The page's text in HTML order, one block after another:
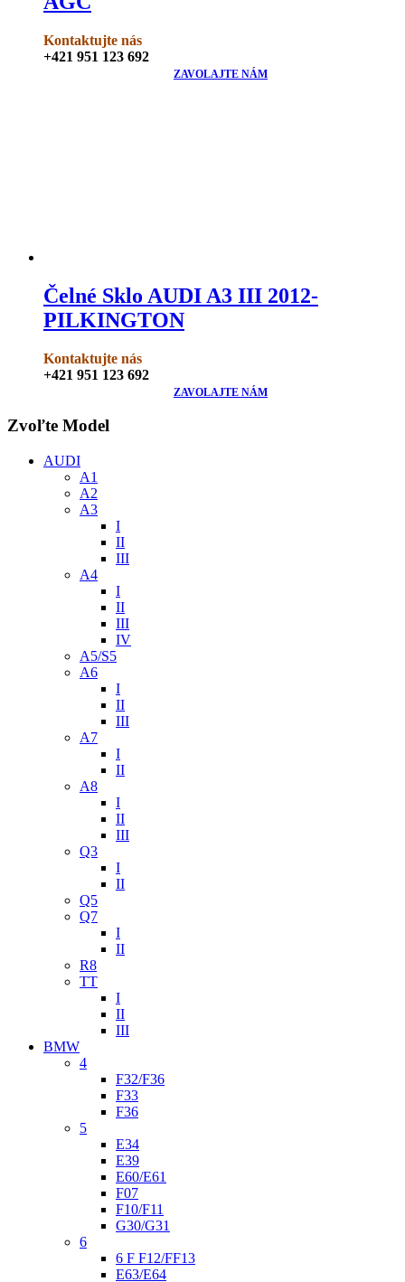
Kontaktujte nás
+421 951 123 692
ZAVOLAJTE NÁM
Čelné Sklo AUDI A3 III 2012-
PILKINGTON
Kontaktujte nás
+421 951 123 692
ZAVOLAJTE NÁM
Zvoľte Model
AUDI
A1
A2
A3
I
II
III
A4
I
II
III
IV
A5/S5
A6
I
II
III
A7
I
II
A8
I
II
III
Q3
I
II
Q5
Q7
I
II
R8
TT
I
II
III
BMW
4
F32/F36
F33
F36
5
E34
E39
E60/E61
F07
F10/F11
G30/G31
6
6 F F12/FF13
E63/E64